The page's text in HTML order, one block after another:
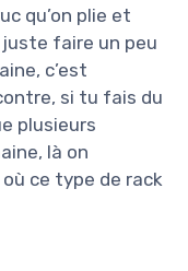
qu’on plie et
juste faire un peu
c’est
si tu fais du
plusieurs
là on
ce type de rack